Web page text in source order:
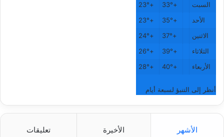
السبت
+
33°
+
23°
الأحد
+
35°
+
23°
الاثنين
+
37°
+
24°
الثلاثاء
+
39°
+
26°
الأربعاء
+
40°
+
28°
أنظر إلى التنبؤ لسبعة أيام
الأشهر الأخيرة تعليقات